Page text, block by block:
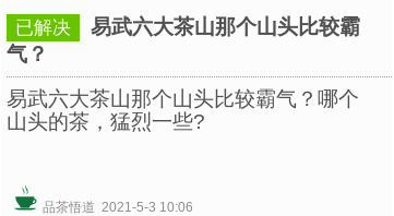
已解决
易武六大茶山那个山头比较霸
气？
易武六大茶山那个山头比较霸气？哪个
山头的茶，猛烈一些?
品茶悟道 2021-5-3 10:06